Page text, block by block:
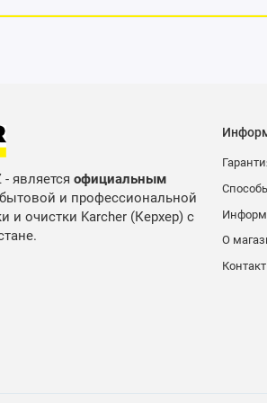
клапан
выключатель
является официальным
и профессиональной
и очистки Karcher (Керхер) с
О